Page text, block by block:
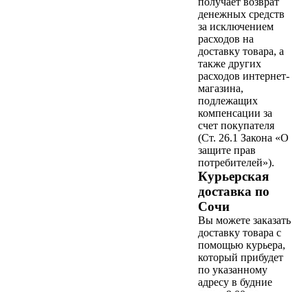
денежных средств
за исключением
расходов на
доставку товара, а
также других
расходов интернет-
магазина,
подлежащих
компенсации за
счет покупателя
(Ст. 26.1 Закона «О
защите прав
потребителей»).
Курьерская
доставка по
Сочи
Вы можете заказать
доставку товара с
помощью курьера,
который прибудет
по указанному
адресу в будние